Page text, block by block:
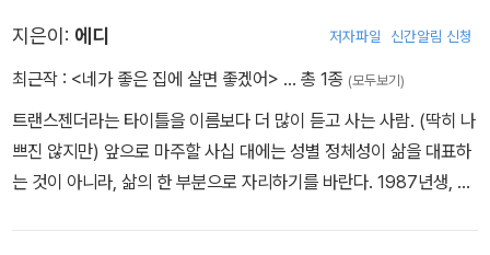
지은이: 에디 저자파일 신간알림 신청
최근작 : <네가 좋은 집에 살면 좋겠어> … 총 1종 (모두보기)
트랜스젠더라는 타이틀을 이름보다 더 많이 듣고 사는 사람. (딱히 나
쁘진 않지만) 앞으로 마주할 사십 대에는 성별 정체성이 삶을 대표하
는 것이 아니라, 삶의 한 부분으로 자리하기를 바란다. 1987년생, E